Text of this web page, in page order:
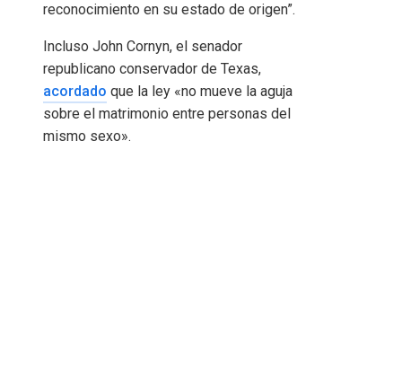
reconocimiento en su estado de origen”.
Incluso John Cornyn, el senador
republicano conservador de Texas,
acordado que la ley «no mueve la aguja
sobre el matrimonio entre personas del
mismo sexo».